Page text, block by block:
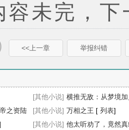
完，下
<<上一章 举报纠错
[其他小说] 横推无敌：从梦境
始[ 列表]
之资陆
[其他小说] 万相之王 [ 列表]
[其他小说] 他太听劝了，竟然